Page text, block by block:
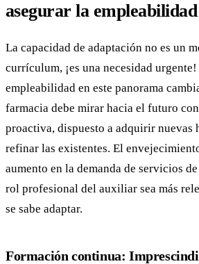
asegurar la
La capacidad de adaptación no es un
currículum, ¡es una necesidad
empleabilidad en este panorama
farmacia debe mirar hacia el futuro
proactiva, dispuesto a adquirir nuevas
refinar las existentes. El
aumento en la demanda de servicios
rol profesional del auxiliar sea más
se sabe adaptar.
Formación continua: